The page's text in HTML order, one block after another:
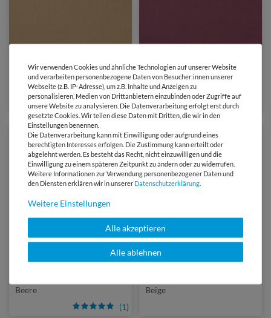
0,5 Meter | 9,50 € / Meter
Baumwoll Musselin Pina -
Sand
0,5 Meter | 9,50 € / Meter
Baumwoll Musselin Pina -
Lila
4,75 €
(1)
Beere
4,75 €
Beige
Wir verwenden Cookies und ähnliche Technologien auf unserer Website
und verarbeiten personenbezogene Daten von Besucher:innen unserer
Webseite (z.B. IP-Adresse), um z.B. Inhalte und Anzeigen zu
personalisieren, Medien von Drittanbietern einzubinden oder Zugriffe auf
unsere Website zu analysieren. Die Datenverarbeitung erfolgt erst durch
gesetzte Cookies. Wir teilen diese Daten mit Dritten, die wir in den
Einstellungen benennen.
Die Datenverarbeitung kann mit Einwilligung oder aufgrund eines
berechtigten Interesses erfolgen. Die Zustimmung kann erteilt oder
abgelehnt werden. Es besteht das Recht, nicht einzuwilligen und die
Einwilligung zu einem späteren Zeitpunkt zu ändern oder zu widerrufen.
Weitere Informationen zur Verwendung personenbezogener Daten und
den Diensten erklären wir in unserer Daten­schutz­erklärung
Weitere Einstellungen
Alle akzeptieren
Alle ablehnen